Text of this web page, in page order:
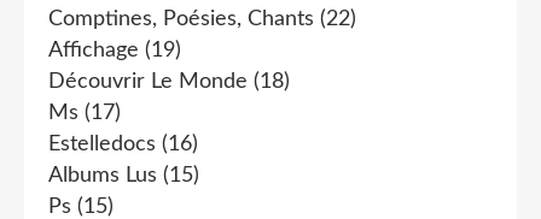
Comptines, Poésies, Chants (22)
Affichage (19)
Découvrir Le Monde (18)
Ms (17)
Estelledocs (16)
Albums Lus (15)
Ps (15)